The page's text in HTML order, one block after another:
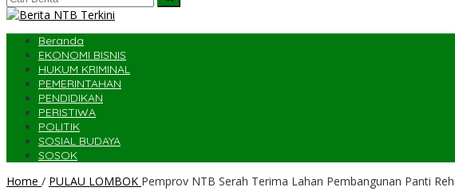
Beranda
EKONOMI BISNIS
HUKUM KRIMINAL
PEMERINTAHAN
PENDIDIKAN
PERISTIWA
POLITIK
SOSIAL BUDAYA
SOSOK
Home / PULAU LOMBOK Pemprov NTB Serah Terima Lahan Pembangunan Panti